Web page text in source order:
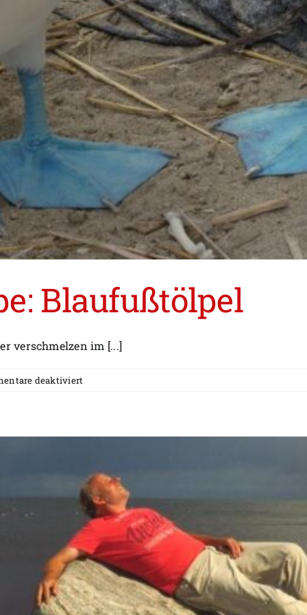
Blaufußtölpel
verschmelzen im [...]
deaktiviert